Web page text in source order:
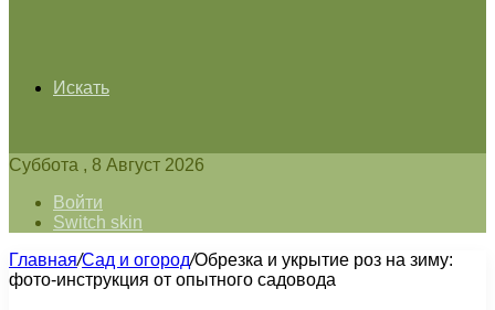
Искать
Суббота , 8 Август 2026
Войти
Switch skin
Главная/Сад и огород/Обрезка и укрытие роз на зиму:
фото-инструкция от опытного садовода